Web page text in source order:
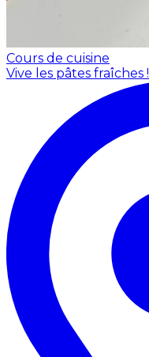
Cours de cuisine
Vive les pâtes fraîches !